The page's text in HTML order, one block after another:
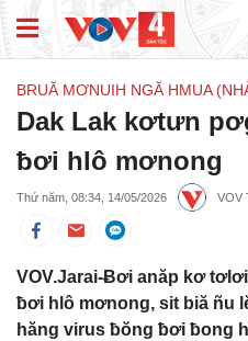
BRUĂ MƠNUIH NGĂ HMUA
Dak Lak kơtưn
ƀơi hlô mơnong
Thứ năm, 08:34, 14/05/2026 VOV
VOV.Jarai-Ƀơi anăp kơ
ƀơi hlô mơnong, sit biă ñu
hăng virus ƀŏng ƀơi ƀong